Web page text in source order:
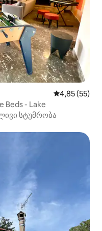
საშუალო
4,85 (55)
Beds - Lake
სტუმრობა